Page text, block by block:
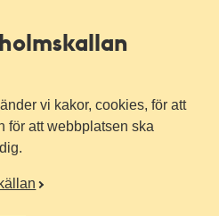
vi kakor, cookies, för att
för att webbplatsen ska